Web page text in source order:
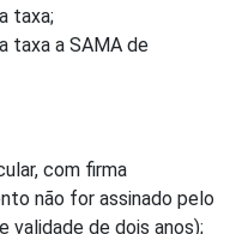
taxa;
taxa a SAMA de
com firma
não for assinado pelo
validade de dois anos);